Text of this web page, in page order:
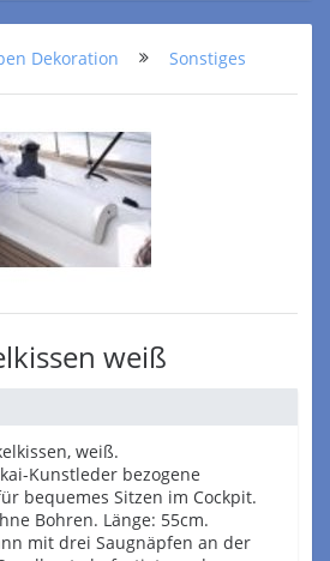
Dekoration Sonstiges
weiß
weiß.
Kunstleder bezogene
bequemes Sitzen im Cockpit.
Bohren. Länge: 55cm.
mit drei Saugnäpfen an der